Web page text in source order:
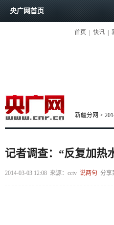
央广网首页
首页 快讯
新疆分网 >
记者调查：“反复加热
2014-03-03 12:08 来源：cctv 说两句 分享